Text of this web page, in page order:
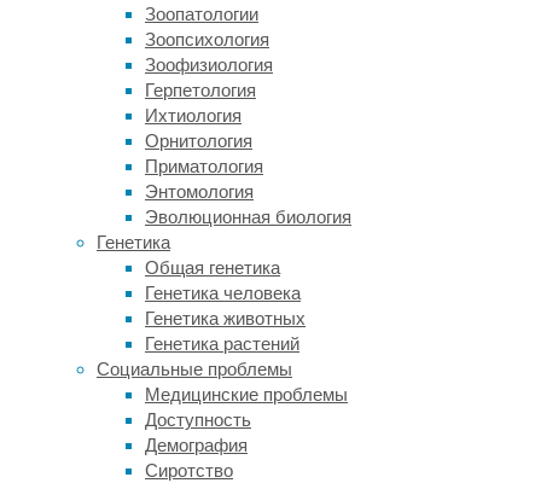
Зоопатологии
Зоопсихология
Зоофизиология
Герпетология
Ихтиология
Орнитология
Приматология
Энтомология
Эволюционная биология
Генетика
Общая генетика
Генетика человека
Генетика животных
Генетика растений
Социальные проблемы
Медицинские проблемы
Доступность
Демография
Сиротство
Вторая
пациентка,
поступила
Глазную
больницу
Мурфилдс
по
поводу
эпизодов
потери
зрения
в
одном
глазу
длительностью